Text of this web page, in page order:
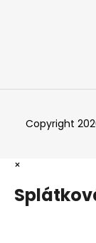
Copyright
×